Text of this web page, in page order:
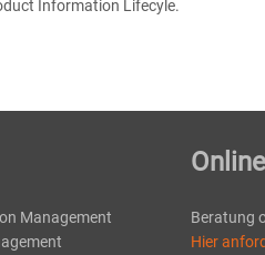
Information Lifecyle.
Management
Beratung
Hier